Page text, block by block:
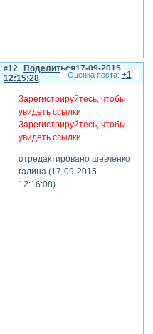
Поделиться
12
17-09-2015
12:15:28
Зарегистрируйтесь, чтобы
увидеть ссылки
Зарегистрируйтесь, чтобы
увидеть ссылки
отредактировано шевченко
галина (17-09-2015
12:16:08)
+1